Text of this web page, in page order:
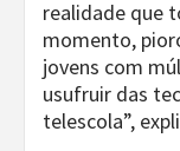
realidade que
momento,
jovens com
usufruir das
telescola”,